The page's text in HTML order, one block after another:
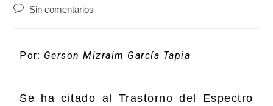
Sin comentarios
Por: Gerson Mizraim García Tapia
Se ha citado al Trastorno del Espectro